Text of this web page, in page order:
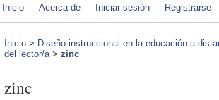
Inicio Acerca de Iniciar sesión Registrarse
Inicio > Diseño instruccional en la educación a
del lector/a> zinc
zinc